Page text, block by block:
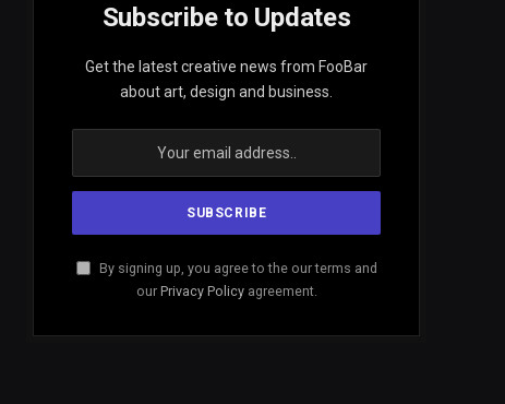
Subscribe to Updates
Get the latest creative news from FooBar
about art, design and business.
By signing up, you agree to the our terms and
our Privacy Policyagreement.